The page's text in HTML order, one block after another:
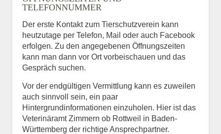
TELEFONNUMMER
Der erste Kontakt zum Tierschutzverein kann
heutzutage per Telefon, Mail oder auch Facebook
erfolgen. Zu den angegebenen Öffnungszeiten
kann man dann vor Ort vorbeischauen und das
Gespräch suchen.
Vor der endgültigen Vermittlung kann es zuweilen
auch sinnvoll sein, ein paar
Hintergrundinformationen einzuholen. Hier ist das
Veterinäramt Zimmern ob Rottweil in Baden-
Württemberg der richtige Ansprechpartner.